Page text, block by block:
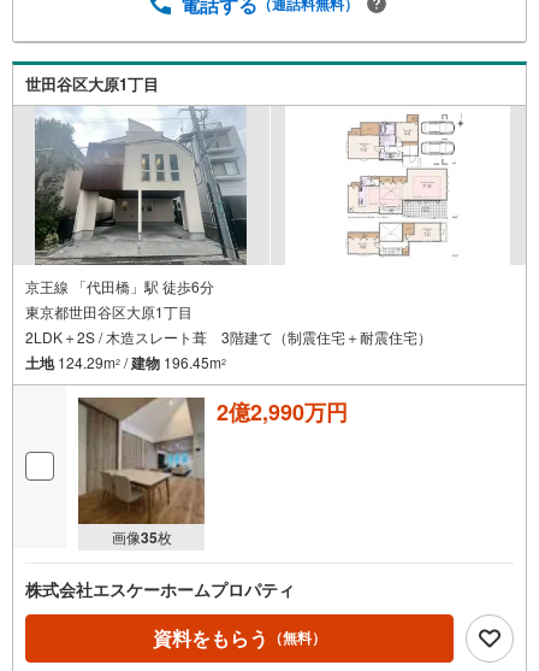
世田谷区大原1丁目
京王線 「代田橋」駅 徒歩6分
東京都世田谷区大原1丁目
2LDK＋2S / 木造スレート葺 3階建て（制震住宅＋耐震住宅）
土地124.29m2 /建物 196.45m2
画像35枚
2億2,990万円
株式会社エスケーホームプロパティ
資料をもらう （無料）